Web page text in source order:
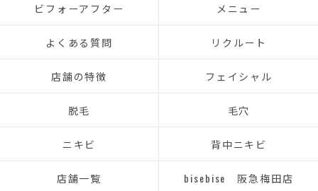
ビフォーアフター メニュー
よくある質問 リクルート
店舗の特徴 フェイシャル
脱毛 毛穴
ニキビ 背中ニキビ
店舗一覧 bisebise 阪急梅田店